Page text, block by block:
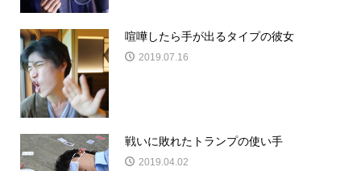
喧嘩したら手が出るタイプの彼女
2019.07.16
戦いに敗れたトランプの使い手
2019.04.02